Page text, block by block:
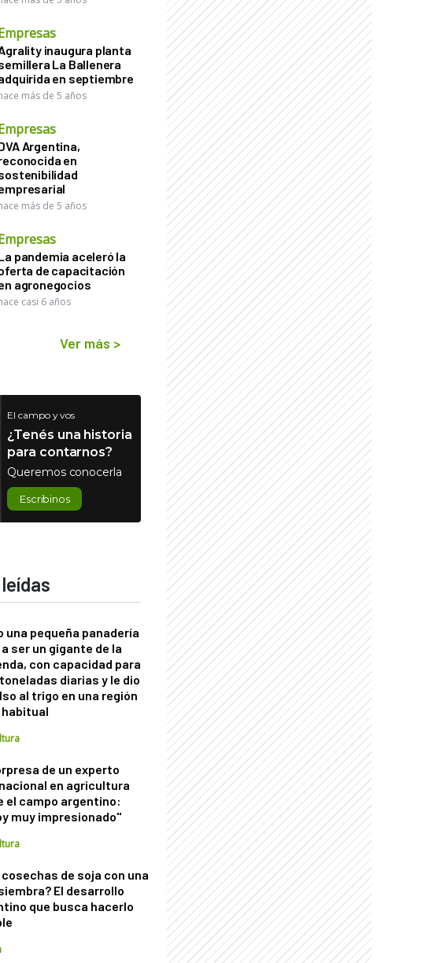
inaugura planta
La Ballenera
en septiembre
más de 5 años
Argentina,
en
más de 5 años
pandemia aceleró la
de capacitación
agronegocios
casi 6 años
Ver más >
El campo y vos
¿Tenés una historia
para contarnos?
Queremos conocerla
Escribinos
una pequeña panadería
ser un gigante de la
con capacidad para
diarias y le dio
al trigo en una región
habitual
de un experto
en agricultura
el campo argentino:
muy impresionado"
cosechas de soja con una
El desarrollo
que busca hacerlo